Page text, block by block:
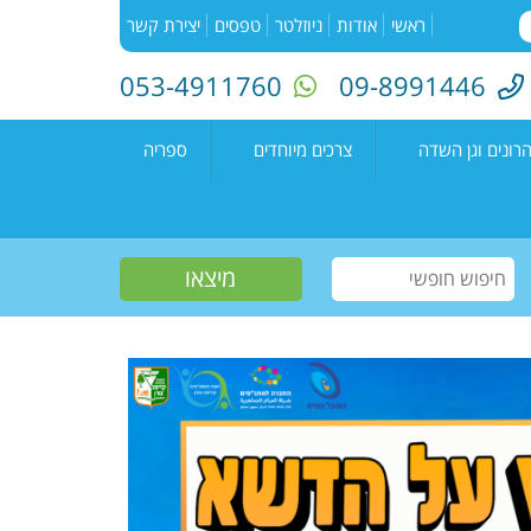
ראשי אודות ניוזלטר טפסים יצירת קשר
09-8991446
053-4911760
וגן השדה
קדימה צורן
צרכים מיוחדים
עמיתים
שווים צעירים
חוגים למיוחדים
ספריה
קטלוג הספריה
הזמנת ספרים
יוצרים מקומיים
"מילה במקום"